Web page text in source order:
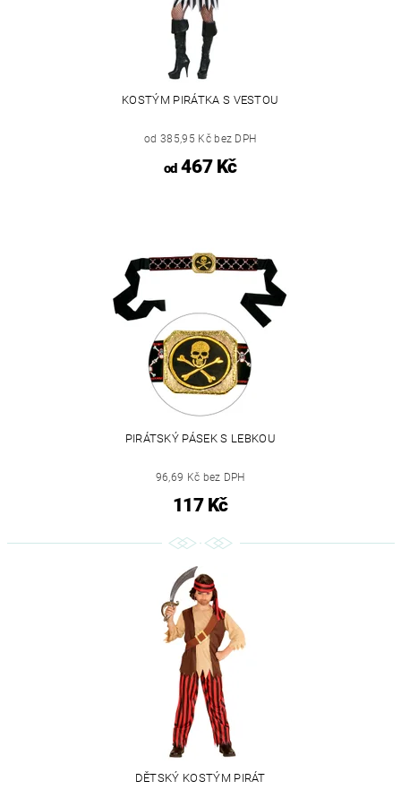
KOSTÝM PIRÁTKA S VESTOU
od 385,95 Kč bez DPH
od467 Kč
PIRÁTSKÝ PÁSEK S LEBKOU
96,69 Kč bez DPH
117 Kč
DĚTSKÝ KOSTÝM PIRÁT